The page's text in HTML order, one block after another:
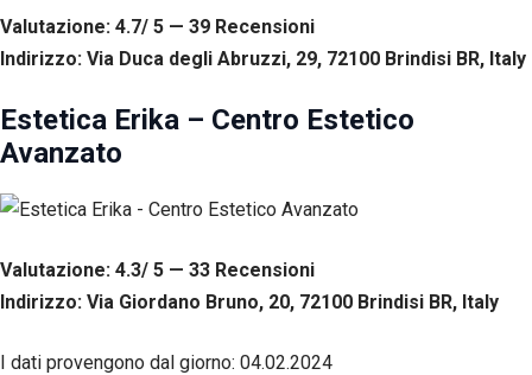
Valutazione: 4.7/ 5 — 39 Recensioni
Indirizzo: Via Duca degli Abruzzi, 29, 72100 Brindisi BR, Italy
Estetica Erika – Centro Estetico
Avanzato
Valutazione: 4.3/ 5 — 33 Recensioni
Indirizzo: Via Giordano Bruno, 20, 72100 Brindisi BR, Italy
I dati provengono dal giorno: 04.02.2024